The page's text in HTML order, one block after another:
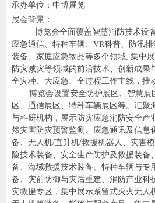
承办单位：中博展览
展会背景：
博览会全面覆盖智慧消防技术设
应急通信、特种车辆、VR科普、防汛
装备、家庭应急物品等多个领域, 集中
防灾减灾等领域的前沿技术、创新成果
全灾种、大应急、全过程工作主线，推
博览会设置安全防护展区、智慧展
区、通信展区、特种车辆展区等。汇聚
与科研机构，展示防灾应急消防安全产
然灾害防灾预警监测、应急通讯及信息
备、无人机/直升机/救援机器人、灾害
险技术装备、安全生产防护及救援装备
备、海域救援技术装备、特种车辆与专
备、灾前防御与灾后重建、消防产业科
灾救援专区，集中展示系留式灭火无人